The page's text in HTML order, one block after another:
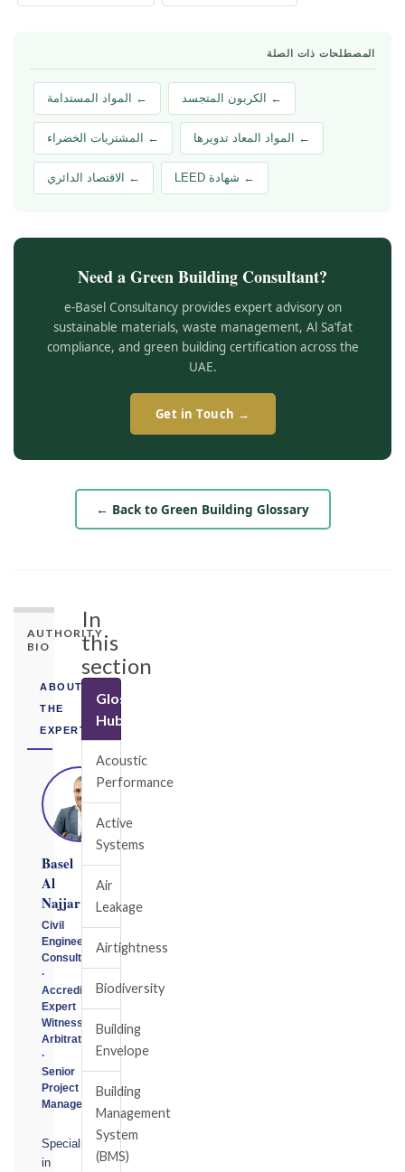
المصطلحات ذات الصلة
← الكربون المتجسد ← المواد المستدامة
← المواد المعاد تدويرها ← المشتريات الخضراء
← شهادة LEED ← الاقتصاد الدائري
Need a Green Building Consultant?
e-Basel Consultancy provides expert advisory on
sustainable materials, waste management, Al Sa’fat
compliance, and green building certification across the
UAE.
Get in Touch →
← Back to Green Building Glossary
AUTHORITY
BIO
ABOUT
THE
EXPERT
Basel
Al
Najjar
Civil
Engineering
Consultant
·
Accredited
Expert
Witness
Arbitrator
·
Senior
Project
Manager
Specialising
in
In
this
section
Glossary
Hub
Acoustic
Performance
Active
Systems
Air
Leakage
Airtightness
Biodiversity
Building
Envelope
Building
Management
System
(BMS)